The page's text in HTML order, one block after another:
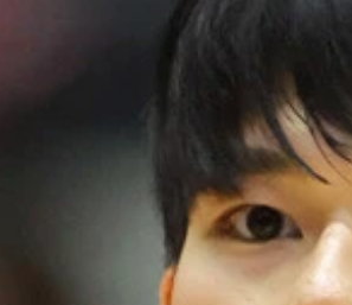
ールW杯では、出場を辞退した八村が
点能力が高いビールをウィザーズか
シーズン途中でサンズに移籍するデュ